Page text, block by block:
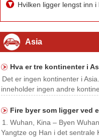
Hvilken ligger lengst inn
Asia
Hva er tre kontinenter i
Det er ingen kontinenter i
inneholder ingen andre
Fire byer som ligger ved
1. Wuhan, Kina – Byen
Yangtze og Han i det sentrale